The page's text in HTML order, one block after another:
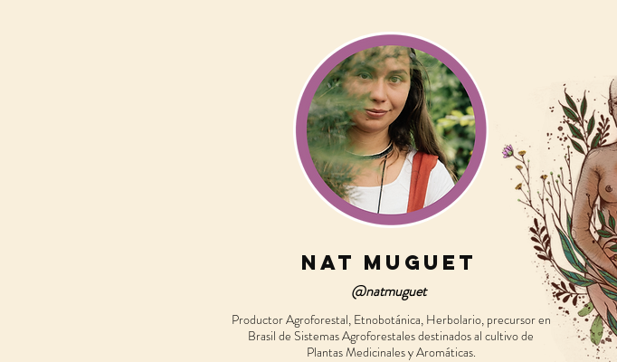
Nat Muguet
@natmuguet
Productor Agroforestal, Etnobotánica, Herbolario, precursor en
Brasil de Sistemas Agroforestales destinados al cultivo de
Plantas Medicinales y Aromáticas.